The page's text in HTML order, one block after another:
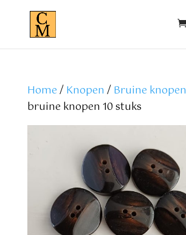
Home/Knopen /Bruine knopen
bruine knopen 10 stuks